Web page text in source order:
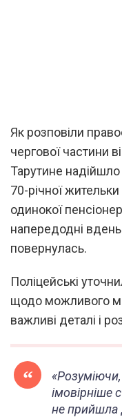
Як розповіли
чергової частини
Тарутине
70-річної
одинокої
напередодні вдень
повернулась.
Поліцейські
щодо можливого
важливі деталі і
імовірніше
не прийшла